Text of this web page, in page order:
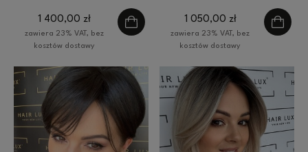
45cm 17x 16 cm Hairlux
HairLux platynowy blond
1 400,00 zł
zawiera 23% VAT, bez
kosztów dostawy
1 050,00 zł
zawiera 23% VAT, bez
kosztów dostawy